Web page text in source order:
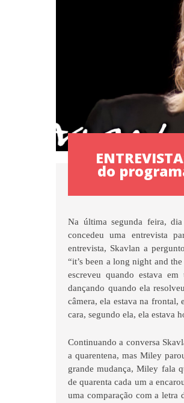
do
Na última segunda feira,
concedeu uma entrevista
entrevista, Skavlan a
“it’s been a long night and
escreveu quando estava
dançando quando ela
câmera, ela estava na frontal,
cara, segundo ela, ela estava
Continuando a conversa
a quarentena, mas Miley
grande mudança, Miley fala
de quarenta cada um a
uma comparação com a